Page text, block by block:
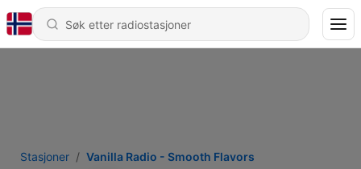
Stasjoner Vanilla Radio - Smooth Flavors